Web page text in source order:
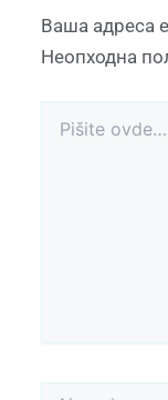
Ваша адреса
Неопходна
Name*